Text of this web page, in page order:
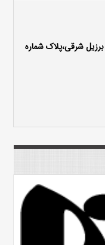
شرقی،پلاک شماره